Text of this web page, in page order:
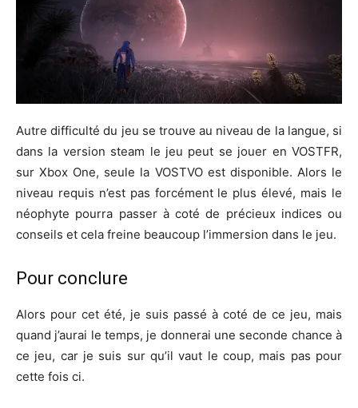
Autre difficulté du jeu se trouve au niveau de la langue, si
dans la version steam le jeu peut se jouer en VOSTFR,
sur Xbox One, seule la VOSTVO est disponible. Alors le
niveau requis n’est pas forcément le plus élevé, mais le
néophyte pourra passer à coté de précieux indices ou
conseils et cela freine beaucoup l’immersion dans le jeu.
Pour conclure
Alors pour cet été, je suis passé à coté de ce jeu, mais
quand j’aurai le temps, je donnerai une seconde chance à
ce jeu, car je suis sur qu’il vaut le coup, mais pas pour
cette fois ci.